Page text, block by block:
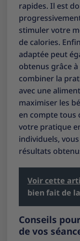
rapides. Il est
stimuler votre
de calories.
adaptée peut
obtenus grâce à
combiner la
avec une
maximiser les
en compte tous
votre pratique
individuels,
résultats
Voir cette
bien fait de
Conseils
de vos